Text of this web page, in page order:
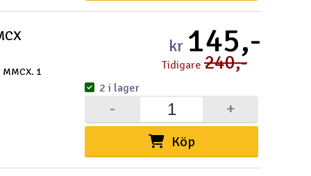
1
kr 145,-
Tidigare 240,-
Köp
+
-
2 i lager